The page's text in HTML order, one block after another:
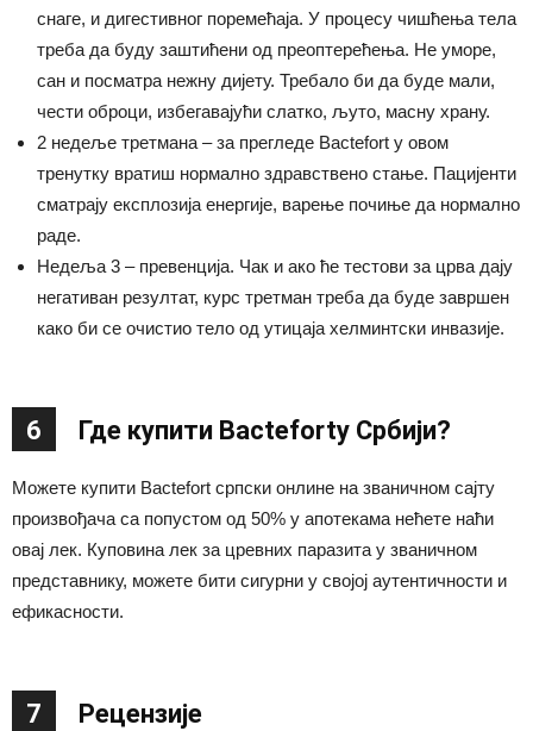
снаге, и дигестивног поремећаја. У процесу чишћења тела
треба да буду заштићени од преоптерећења. Не уморе,
сан и посматра нежну дијету. Требало би да буде мали,
чести оброци, избегавајући слатко, љуто, масну храну.
2 недеље третмана – за прегледе Bactefort у овом
тренутку вратиш нормално здравствено стање. Пацијенти
сматрају експлозија енергије, варење почиње да нормално
раде.
Недеља 3 – превенција. Чак и ако ће тестови за црва дају
негативан резултат, курс третман треба да буде завршен
како би се очистио тело од утицаја хелминтски инвазије.
6 Где купити Bactefortу Србији?
Можете купити Bactefort српски онлине на званичном сајту
произвођача са попустом од 50% у апотекама нећете наћи
овај лек. Куповина лек за цревних паразита у званичном
представнику, можете бити сигурни у својој аутентичности и
ефикасности.
7 Рецензије